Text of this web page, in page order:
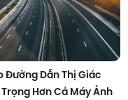
Đường Dẫn Thị Giác
Hơn Cả Máy Ảnh